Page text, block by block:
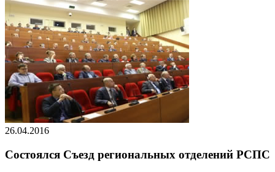
26.04.2016
Состоялся Съезд региональных отделений РСПС